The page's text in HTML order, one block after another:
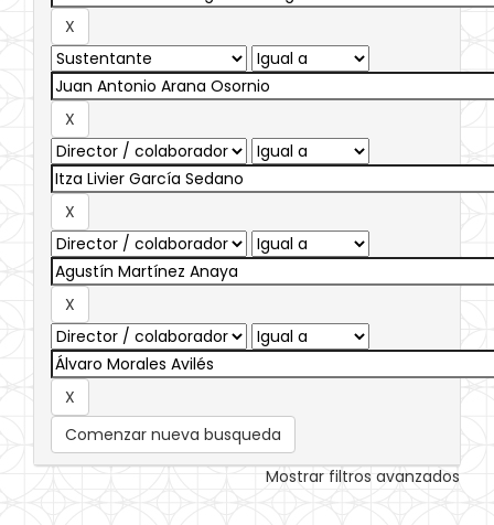
Comenzar nueva busqueda
Mostrar filtros avanzados